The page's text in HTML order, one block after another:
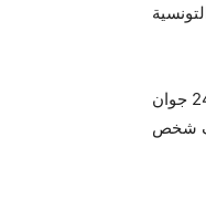
وقد أشارت تقديرات وزارة الداخلية إلى أن الحفل الفني الذي احتضنه شارع الحبيب بورقيبة مساء الجمعة 24 جوان
شخص